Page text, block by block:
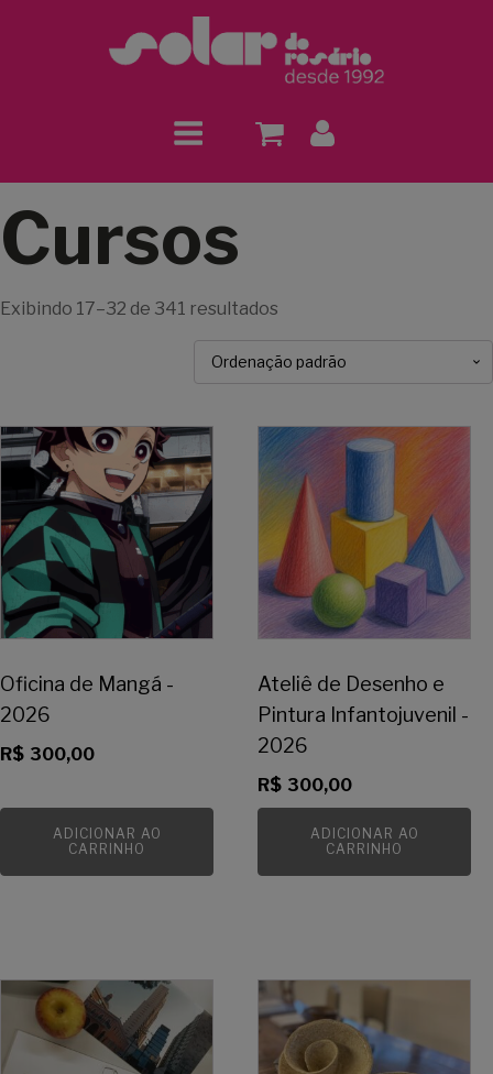
Cursos
Exibindo 17–32 de 341 resultados
Oficina de Mangá -
2026
R$ 300,00
ADICIONAR AO
CARRINHO
Ateliê de Desenho e
Pintura Infantojuvenil -
2026
R$ 300,00
ADICIONAR AO
CARRINHO